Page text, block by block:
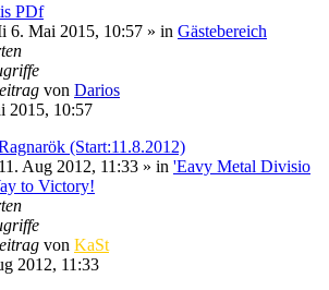
PDf
6. Mai 2015, 10:57 » in Gästebereich
von Darios
2015, 10:57
(Start:11.8.2012)
Aug 2012, 11:33 » in 'Eavy Metal Divisio
to Victory!
von KaSt
2012, 11:33